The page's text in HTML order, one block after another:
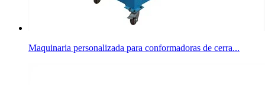
Maquinaria personalizada para conformadoras de cerra...